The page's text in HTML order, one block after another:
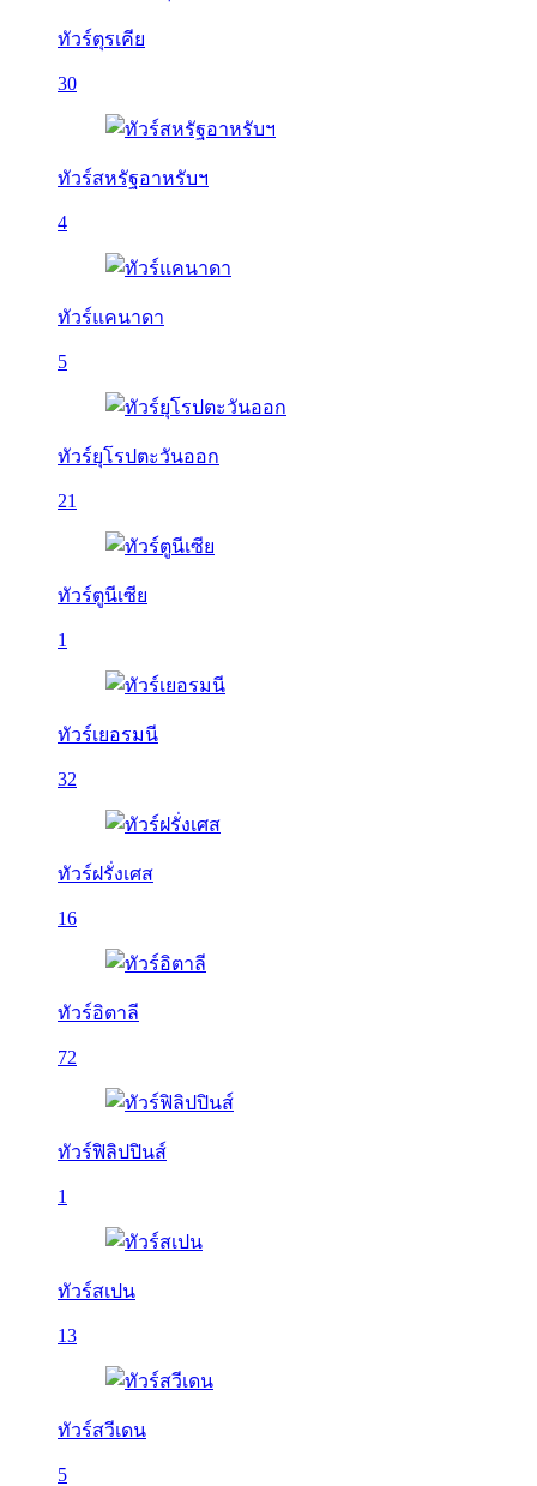
ทัวร์ตุรเคีย
30
ทัวร์สหรัฐอาหรับฯ
4
ทัวร์แคนาดา
5
ทัวร์ยุโรปตะวันออก
21
ทัวร์ตูนีเซีย
1
ทัวร์เยอรมนี
32
ทัวร์ฝรั่งเศส
16
ทัวร์อิตาลี
72
ทัวร์ฟิลิปปินส์
1
ทัวร์สเปน
13
ทัวร์สวีเดน
5